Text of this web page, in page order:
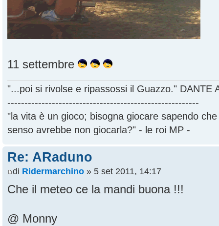
11 settembre
"...poi si rivolse e ripassossi il Guazzo." DANTE
--------------------------------------------------------
"la vita è un gioco; bisogna giocare sapendo
senso avrebbe non giocarla?" - le roi MP -
Re: ARaduno
di Ridermarchino » 5 set 2011, 14:17
Che il meteo ce la mandi buona !!!
@ Monny